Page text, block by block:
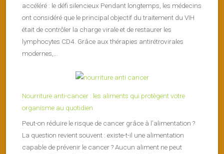
accéléré : le défi silencieux Pendant longtemps, les médecins
ont considéré que le principal objectif du traitement du VIH
était de contrôler la charge virale et de restaurer les
lymphocytes CD4. Grâce aux thérapies antirétrovirales
modernes,...
Nourriture anti-cancer : les aliments qui protègent votre
organisme au quotidien
Peut-on réduire le risque de cancer grâce à l’alimentation ?
La question revient souvent : existe-t-il une alimentation
capable de prévenir le cancer ? Aucun aliment ne peut